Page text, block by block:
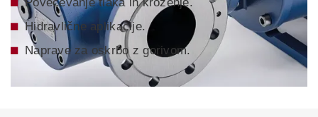
Hidravlične aplikacije.
Naprave za oskrbo z gorivom.